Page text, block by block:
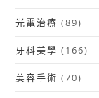
光電治療 (89)
牙科美學 (166)
美容手術 (70)